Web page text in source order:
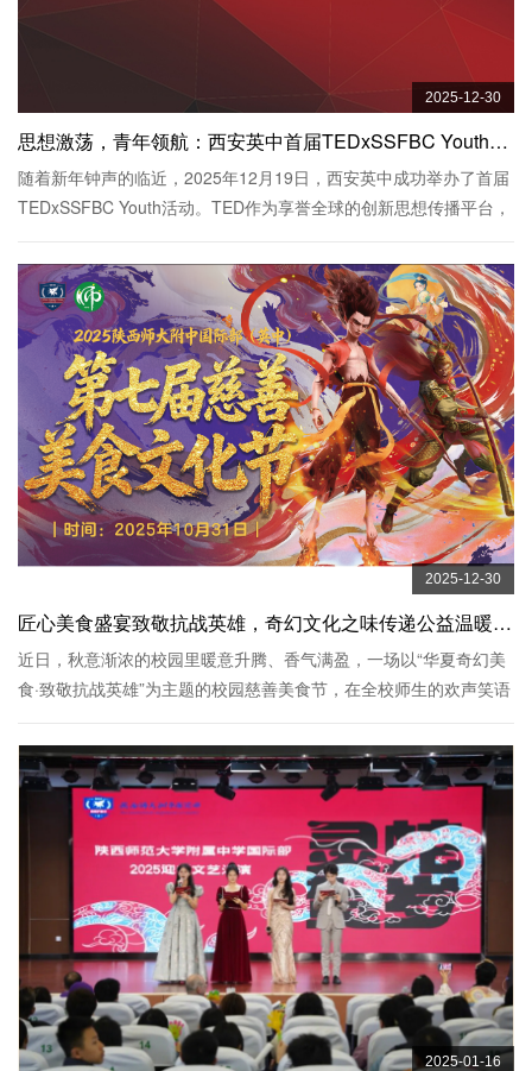
2025-12-30
思想激荡，青年领航：西安英中首届TEDxSSFBC Youth活动圆满落幕 ——以“挑战”回应时代，南北青年共织思想图谱
随着新年钟声的临近，2025年12月19日，西安英中成功举办了首届
TEDxSSFBC Youth活动。TED作为享誉全球的创新思想传播平台，
校亦十分荣幸成为今年西北地区唯一获得...
2025-12-30
匠心美食盛宴致敬抗战英雄，奇幻文化之味传递公益温暖 ——2025英中第七届慈善美食文化节圆满落幕
近日，秋意渐浓的校园里暖意升腾、香气满盈，一场以“华夏奇幻美
食·致敬抗战英雄”为主题的校园慈善美食节，在全校师生的欢声笑语
园活动模式，以中华神话传说与历史传奇故事为核心灵感，...
2025-01-16